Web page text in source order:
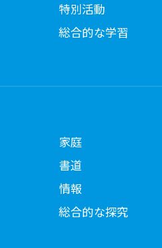
特別活動
総合的な学習
家庭
書道
情報
総合的な探究